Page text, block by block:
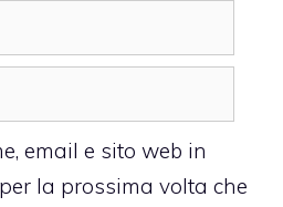
email e sito web in
la prossima volta che